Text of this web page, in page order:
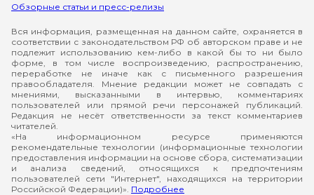
Обзорные статьи и пресс-релизы
Вся информация, размещенная на данном сайте, охраняется в
соответствии с законодательством РФ об авторском праве и не
подлежит использованию кем-либо в какой бы то ни было
форме, в том числе воспроизведению, распространению,
переработке не иначе как с письменного разрешения
правообладателя. Мнение редакции может не совпадать с
мнениями, высказанными в интервью, комментариях
пользователей или прямой речи персонажей публикаций.
Редакция не несёт ответственности за текст комментариев
читателей.
«На информационном ресурсе применяются
рекомендательные технологии (информационные технологии
предоставления информации на основе сбора, систематизации
и анализа сведений, относящихся к предпочтениям
пользователей сети "Интернет", находящихся на территории
Российской Федерации)». Подробнее